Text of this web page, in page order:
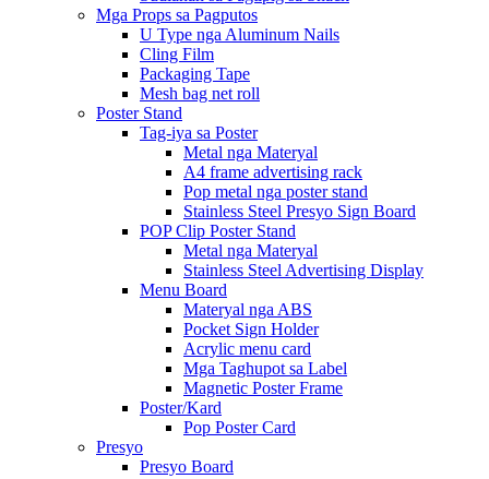
Mga Props sa Pagputos
U Type nga Aluminum Nails
Cling Film
Packaging Tape
Mesh bag net roll
Poster Stand
Tag-iya sa Poster
Metal nga Materyal
A4 frame advertising rack
Pop metal nga poster stand
Stainless Steel Presyo Sign Board
POP Clip Poster Stand
Metal nga Materyal
Stainless Steel Advertising Display
Menu Board
Materyal nga ABS
Pocket Sign Holder
Acrylic menu card
Mga Taghupot sa Label
Magnetic Poster Frame
Poster/Kard
Pop Poster Card
Presyo
Presyo Board